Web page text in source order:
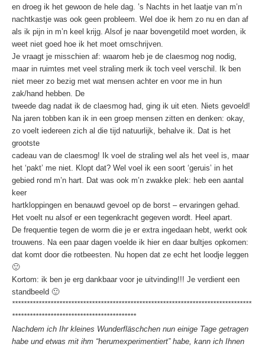
en droeg ik het gewoon de hele dag. ’s Nachts in het laatje van m’n
nachtkastje was ook geen probleem. Wel doe ik hem zo nu en dan af
als ik pijn in m’n keel krijg. Alsof je naar bovengetild moet worden, ik
weet niet goed hoe ik het moet omschrijven.
Je vraagt je misschien af: waarom heb je de claesmog nog nodig,
maar in ruimtes met veel straling merk ik toch veel verschil. Ik ben
niet meer zo bezig met wat mensen achter en voor me in hun
zak/hand hebben. De
tweede dag nadat ik de claesmog had, ging ik uit eten. Niets gevoeld!
Na jaren tobben kan ik in een groep mensen zitten en denken: okay,
zo voelt iedereen zich al die tijd natuurlijk, behalve ik. Dat is het
grootste
cadeau van de claesmog! Ik voel de straling wel als het veel is, maar
het ‘pakt’ me niet. Klopt dat? Wel voel ik een soort ‘geruis’ in het
gebied rond m’n hart. Dat was ook m’n zwakke plek: heb een aantal
keer
hartkloppingen en benauwd gevoel op de borst – ervaringen gehad.
Het voelt nu alsof er een tegenkracht gegeven wordt. Heel apart.
De frequentie tegen de worm die je er extra ingedaan hebt, werkt ook
trouwens. Na een paar dagen voelde ik hier en daar bultjes opkomen:
dat komt door die rotbeesten. Nu hopen dat ze echt het loodje leggen
🙂
Kortom: ik ben je erg dankbaar voor je uitvinding!!! Je verdient een
standbeeld 🙂
*********************************************************************************
******************************************
Nachdem ich Ihr kleines Wunderfläschchen nun einige Tage getragen
habe und etwas mit ihm “herumexperimentiert” habe, kann ich Ihnen